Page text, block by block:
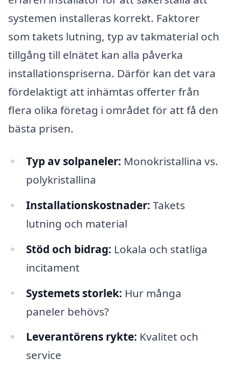
systemen installeras korrekt. Faktorer
som takets lutning, typ av takmaterial och
tillgång till elnätet kan alla påverka
installationspriserna. Därför kan det vara
fördelaktigt att inhämtas offerter från
flera olika företag i området för att få den
bästa prisen.
Typ av solpaneler: Monokristallina vs.
polykristallina
Installationskostnader: Takets
lutning och material
Stöd och bidrag: Lokala och statliga
incitament
Systemets storlek: Hur många
paneler behövs?
Leverantörens rykte: Kvalitet och
service